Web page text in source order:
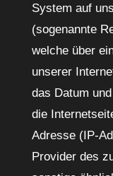
System auf
(sogenannte
welche über
unserer
das Datum
die
Adresse (IP-
Provider des